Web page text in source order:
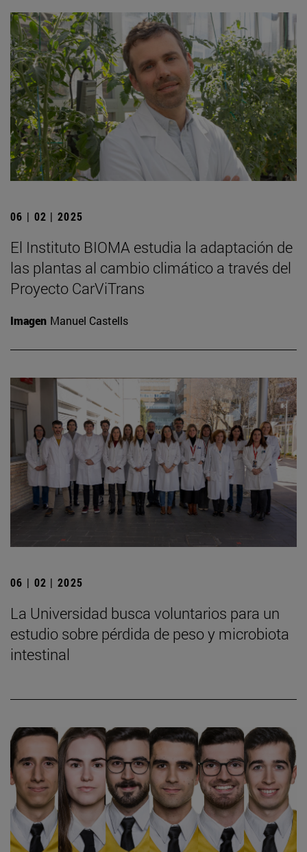
06 | 02 | 2025
El Instituto BIOMA estudia la adaptación de
las plantas al cambio climático a través del
Proyecto CarViTrans
Imagen Manuel Castells
06 | 02 | 2025
La Universidad busca voluntarios para un
estudio sobre pérdida de peso y microbiota
intestinal